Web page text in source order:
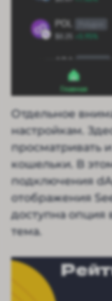
Отдельное
настройкам.
просматривать
кошельки. В
подключения
отображения
доступна опция
тема.